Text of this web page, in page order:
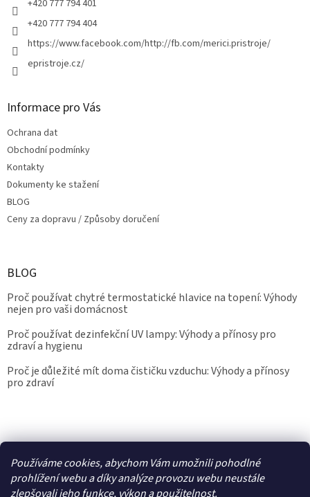
Používáme cookies, abychom Vám umožnili pohodlné
prohlížení webu a díky analýze provozu webu neustále
zlepšovali jeho funkce, výkon a použitelnost.
+420 777 794 401
+420 777 794 404
https://www.facebook.com/http://fb.com/merici.pristroje/
epristroje.cz/
Informace pro Vás
Ochrana dat
Obchodní podmínky
Kontakty
Dokumenty ke stažení
BLOG
Ceny za dopravu / Způsoby doručení
BLOG
Proč používat chytré termostatické hlavice na topení: Výhody
nejen pro vaši domácnost
Proč používat dezinfekční UV lampy: Výhody a přínosy pro
zdraví a hygienu
Proč je důležité mít doma čističku vzduchu: Výhody a přínosy
pro zdraví